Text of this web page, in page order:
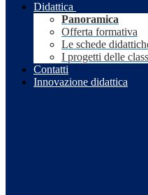
Didattica
Panoramica
Offerta formativa
Le schede
I progetti delle
Contatti
Innovazione didattica